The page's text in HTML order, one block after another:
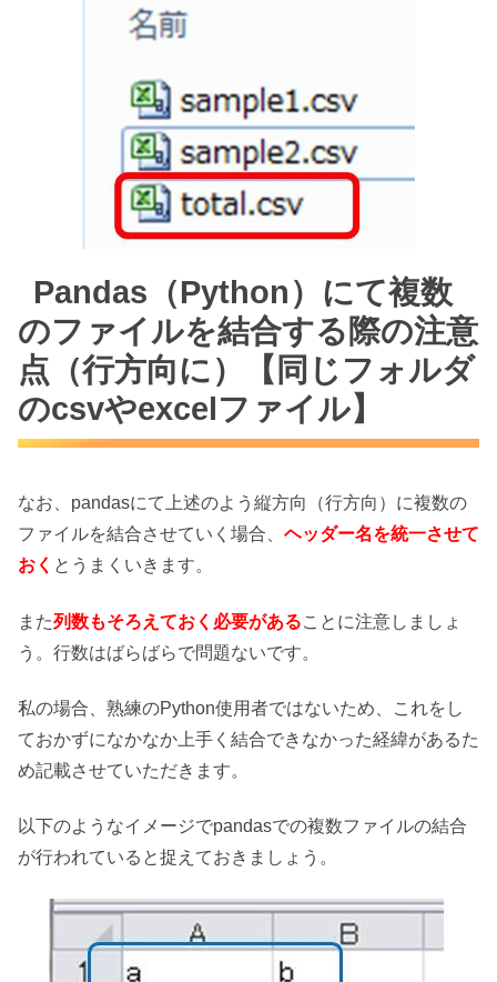
Pandas（Python）にて複数
のファイルを結合する際の注意
点（行方向に）【同じフォルダ
のcsvやexcelファイル】
なお、pandasにて上述のよう縦方向（行方向）に複数の
ファイルを結合させていく場合、 ヘッダー名を統一させて
おく とうまくいきます。
また列数もそろえておく必要があることに注意しましょ
う。行数はばらばらで問題ないです。
私の場合、熟練のPython使用者ではないため、これをし
ておかずになかなか上手く結合できなかった経緯があるた
め記載させていただきます。
以下のようなイメージでpandasでの複数ファイルの結合
が行われていると捉えておきましょう。